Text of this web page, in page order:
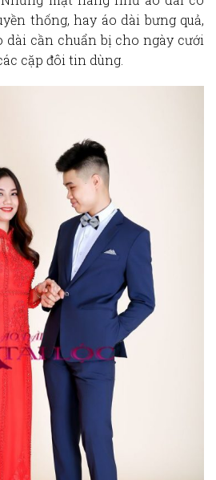
thống, hay áo dài bưng quả,
cần chuẩn bị cho ngày cưới
cặp đôi tin dùng.